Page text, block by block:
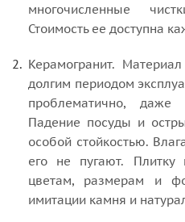
многочисленные
Стоимость ее доступна
Керамогранит.
долгим периодом
проблематично,
Падение посуды и
особой стойкостью.
его не пугают. Плитку
цветам, размерам и
имитации камня и